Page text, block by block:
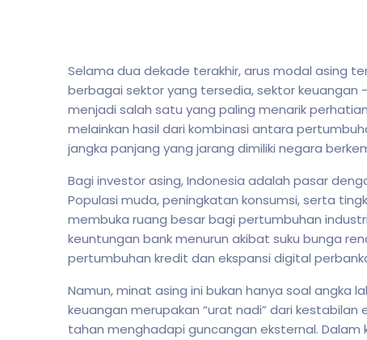
Selama dua dekade terakhir, arus modal asing
berbagai sektor yang tersedia, sektor
menjadi salah satu yang paling menarik
melainkan hasil dari kombinasi antara
jangka panjang yang jarang dimiliki negara
Bagi investor asing, Indonesia adalah pasar
Populasi muda, peningkatan konsumsi, serta
membuka ruang besar bagi pertumbuhan
keuntungan bank menurun akibat suku bunga
pertumbuhan kredit dan ekspansi digital
Namun, minat asing ini bukan hanya soal angka
keuangan merupakan “urat nadi” dari kestabilan
tahan menghadapi guncangan eksternal. Dalam